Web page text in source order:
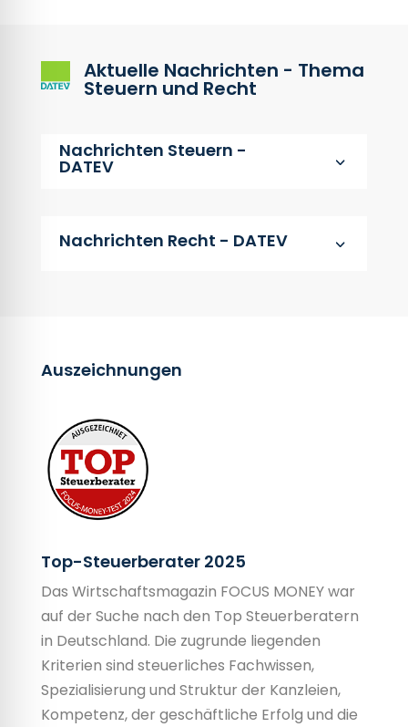
Aktuelle Nachrichten - Thema
Steuern und Recht
Nachrichten Steuern -
DATEV 3
Nachrichten Recht - DATEV 3
Auszeichnungen
Top-Steuerberater 2025
Das Wirtschaftsmagazin FOCUS MONEY war
auf der Suche nach den Top Steuerberatern
in Deutschland. Die zugrunde liegenden
Kriterien sind steuerliches Fachwissen,
Spezialisierung und Struktur der Kanzleien,
Kompetenz, der geschäftliche Erfolg und die